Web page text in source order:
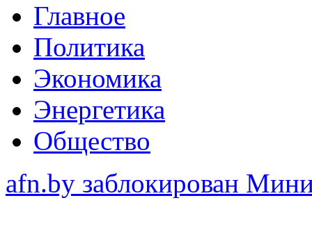
Главное
Политика
Экономика
Энергетика
Общество
afn.by заблокирован